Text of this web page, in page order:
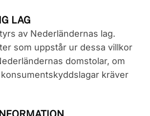
LAG
av Nederländernas lag.
som uppstår ur dessa villkor
domstolar, om
kräver